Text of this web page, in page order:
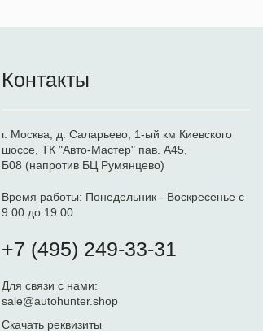
Контакты
г. Москва, д. Саларьево, 1-ый км Киевского
шоссе, ТК "Авто-Мастер" пав. А45,
Б08 (напротив БЦ Румянцево)
Время работы: Понедельник - Воскресенье с
9:00 до 19:00
+7 (495) 249-33-31
Для связи с нами:
sale@autohunter.shop
Скачать реквизиты